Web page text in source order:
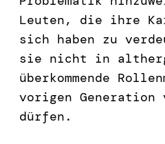
Leuten, die ihre
sich haben zu
sie nicht in
überkommende
vorigen
dürfen.